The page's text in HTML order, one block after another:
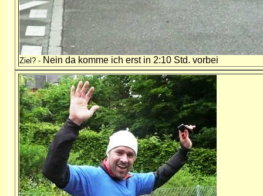
Ziel? - Nein da komme ich erst in 2:10 Std. vorbei